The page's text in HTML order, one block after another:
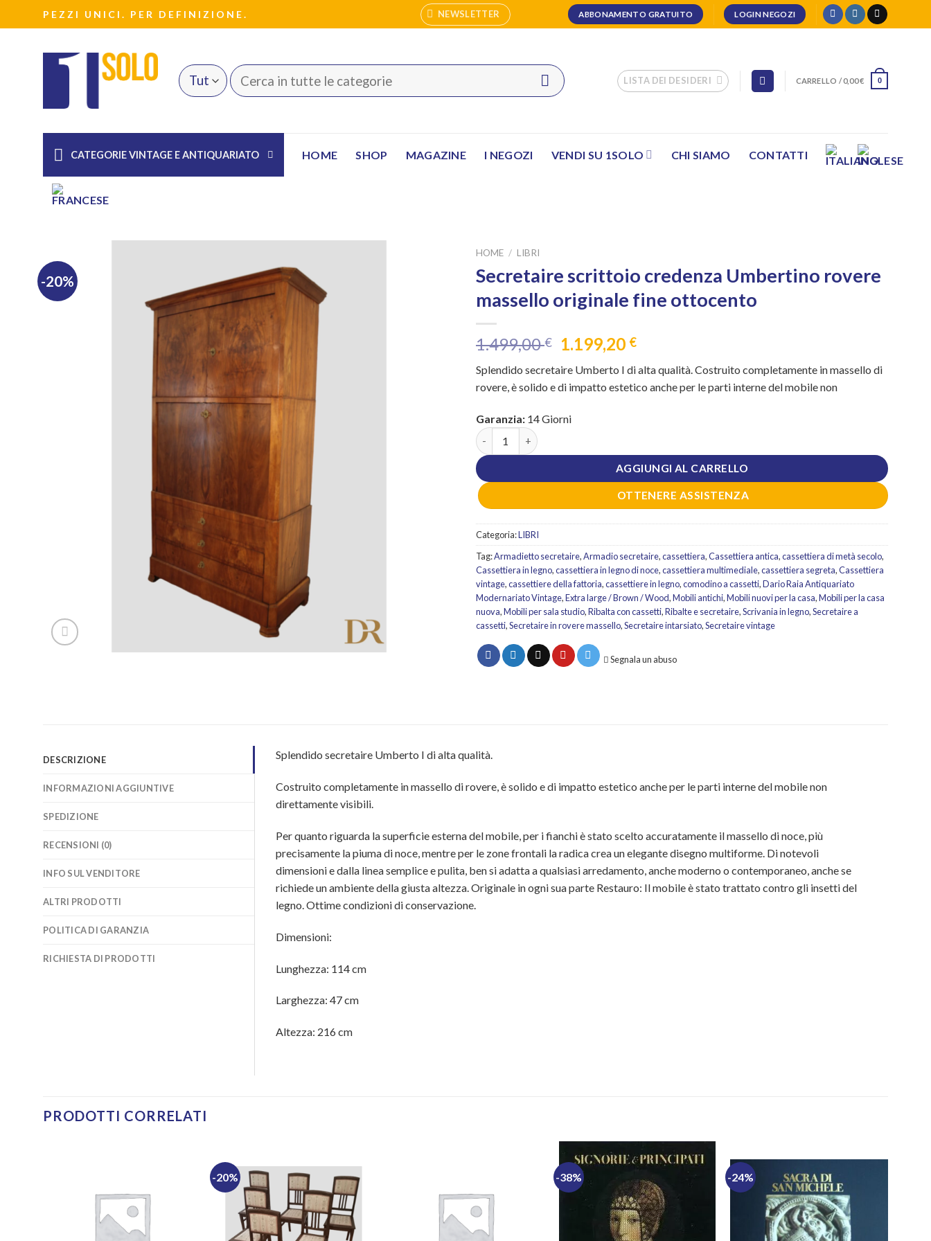
ai
PEZZI UNICI. PER DEFINIZIONE. NEWSLETTER ABBONAMENTO GRATUITO LOGIN NEGOZI
Cerca: LISTA DEI DESIDERI CARRELLO /0,00€ 0
CATEGORIE VINTAGE E ANTIQUARIATO HOME SHOP MAGAZINE I NEGOZI VENDI SU 1SOLO CHI SIAMO CONTATTI
-20%
HOME / LIBRI
Secretaire scrittoio credenza Umbertino rovere
massello originale fine ottocento
1.499,00€
Il
prezzo
originale
era:
1.199,20 €Il
attuale
è:
Splendido secretaire Umberto I di alta qualità. Costruito completamente in massello di
rovere, è solido e di impatto estetico anche per le parti interne del mobile non
Garanzia: 14 Giorni
Secretaire scrittoio credenza Umbertino rovere massello originale fine ottocento quantità
AGGIUNGI AL CARRELLO
OTTENERE ASSISTENZA
Categoria:LIBRI
Tag:Armadietto secretaire,Armadio secretaire,cassettiera,Cassettiera antica,cassettiera di metà secolo,
Cassettiera in legno,cassettiera in legno di noce,cassettiera multimediale,cassettiera segreta,Cassettiera
vintage,cassettiere della fattoria,cassettiere in legno,comodino a cassetti,Dario Raia Antiquariato
Modernariato Vintage,Extra large / Brown / Wood,Mobili antichi,Mobili nuovi per la casa,Mobili per la casa
nuova,Mobili per sala studio,Ribalta con cassetti,Ribalte e secretaire,Scrivania in legno,Secretaire a
cassetti,Secretaire in rovere massello,Secretaire intarsiato,Secretaire vintage
Segnala un abuso
DESCRIZIONE
INFORMAZIONI AGGIUNTIVE
SPEDIZIONE
RECENSIONI (0)
INFO SUL VENDITORE
ALTRI PRODOTTI
POLITICA DI GARANZIA
RICHIESTA DI PRODOTTI
Splendido secretaire Umberto I di alta qualità.
Costruito completamente in massello di rovere, è solido e di impatto estetico anche per le parti interne del mobile non
direttamente visibili.
Per quanto riguarda la superficie esterna del mobile, per i fianchi è stato scelto accuratamente il massello di noce, più
precisamente la piuma di noce, mentre per le zone frontali la radica crea un elegante disegno multiforme. Di notevoli
dimensioni e dalla linea semplice e pulita, ben si adatta a qualsiasi arredamento, anche moderno o contemporaneo, anche se
richiede un ambiente della giusta altezza. Originale in ogni sua parte Restauro: Il mobile è stato trattato contro gli insetti del
legno. Ottime condizioni di conservazione.
Dimensioni:
Lunghezza: 114 cm
Larghezza: 47 cm
Altezza: 216 cm
PRODOTTI CORRELATI
-20% -38% -24%